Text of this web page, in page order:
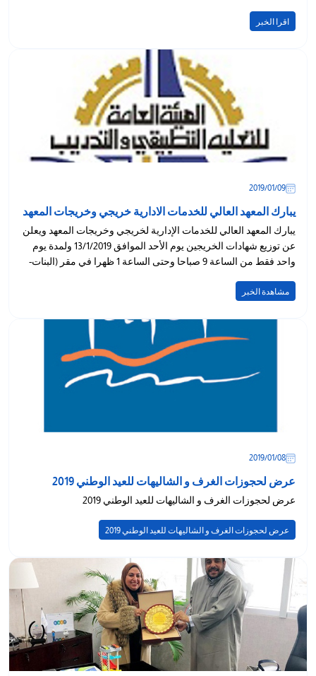
اقرا الخبر
09‏/01‏/2019
يبارك المعهد العالي للخدمات الادارية خريجي وخريجات المعهد
يبارك المعهد العالي للخدمات الإدارية لخريجي وخريجات المعهد ويعلن
عن توزيع شهادات الخريجين يوم الأحد الموافق 13/1/2019 ولمدة يوم
واحد فقط من الساعة 9 صباحا وحتى الساعة 1 ظهرا في مقر (البنات-
مشاهدة الخبر
08‏/01‏/2019
عرض لحجوزات الغرف و الشاليهات للعيد الوطني 2019
عرض لحجوزات الغرف و الشاليهات للعيد الوطني 2019
عرض لحجوزات الغرف و الشاليهات للعيد الوطني 2019